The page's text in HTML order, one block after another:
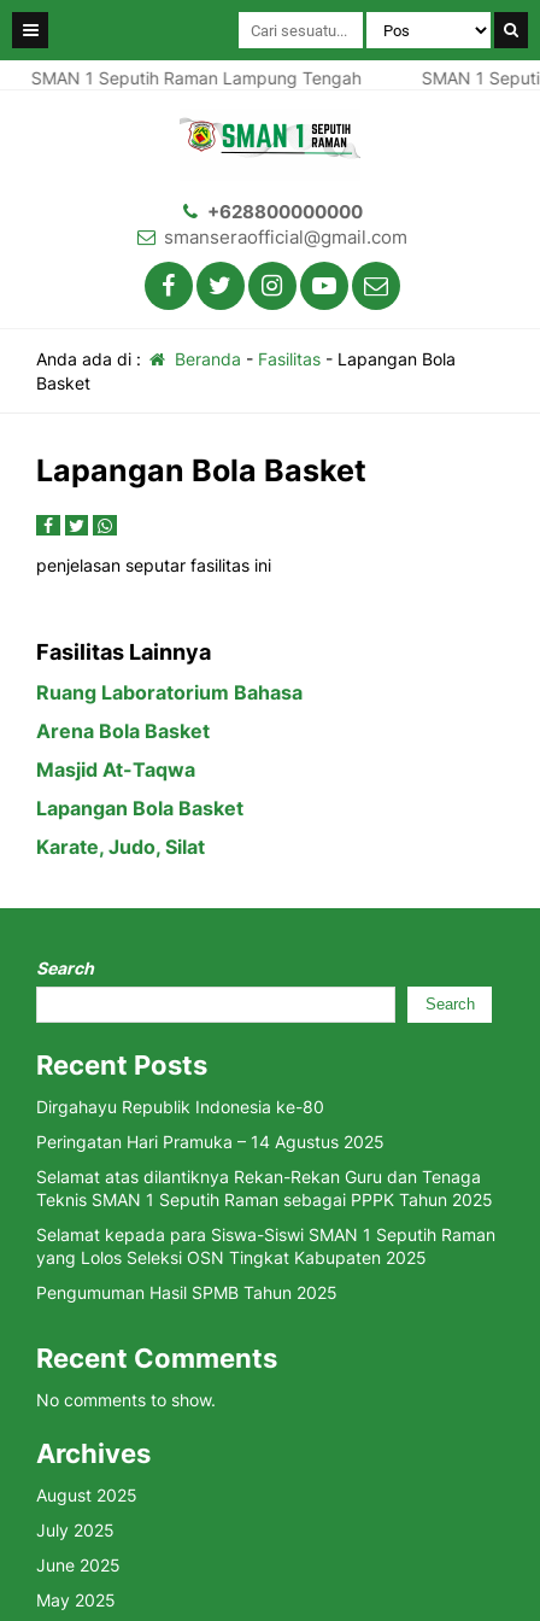
SMAN 1 Seputih Raman Lampung Tengah SMAN 1
+628800000000
smanseraofficial@gmail.com
Anda ada di : Beranda - Fasilitas- Lapangan Bola
Basket
Lapangan Bola Basket
penjelasan seputar fasilitas ini
Fasilitas Lainnya
Ruang Laboratorium Bahasa
Arena Bola Basket
Masjid At-Taqwa
Lapangan Bola Basket
Karate, Judo, Silat
Search
Search
Recent Posts
Dirgahayu Republik Indonesia ke-80
Peringatan Hari Pramuka – 14 Agustus 2025
Selamat atas dilantiknya Rekan-Rekan Guru dan Tenaga
Teknis SMAN 1 Seputih Raman sebagai PPPK Tahun 2025
Selamat kepada para Siswa-Siswi SMAN 1 Seputih Raman
yang Lolos Seleksi OSN Tingkat Kabupaten 2025
Pengumuman Hasil SPMB Tahun 2025
Recent Comments
No comments to show.
Archives
August 2025
July 2025
June 2025
May 2025